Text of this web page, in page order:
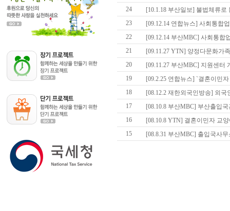
24
[10.1.18 부산일보] 불법체류로
23
[09.12.14 연합뉴스] 사회통합
22
[09.12.14 부산MBC] 사회통합
21
[09.11.27 YTN] 양정다문화가
20
[09.11.27 부산MBC] 지원센터
19
[09.2.25 연합뉴스] `결혼이민
18
[08.12.2 재한외국인방송] 외
17
[08.10.8 부산MBC] 부산출입
16
[08.10.8 YTN] 결혼이민자 교
15
[08.8.31 부산MBC] 출입국사